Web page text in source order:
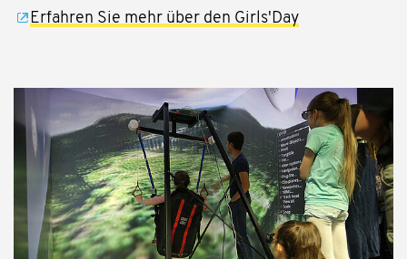
Erfahren Sie mehr über den Girls'Day